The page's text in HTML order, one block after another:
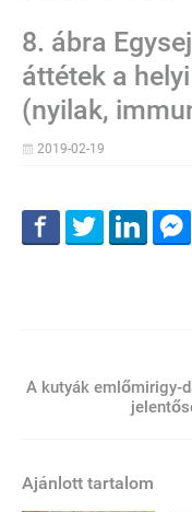
8. ábra
áttétek a
(nyilak,
2019-02-19
A kutyák emlőmirigy-
Ajánlott tartalom